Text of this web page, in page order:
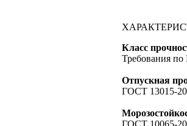
Класс
Требования
Отпускная
ГОСТ 13015-
ГОСТ 10065-